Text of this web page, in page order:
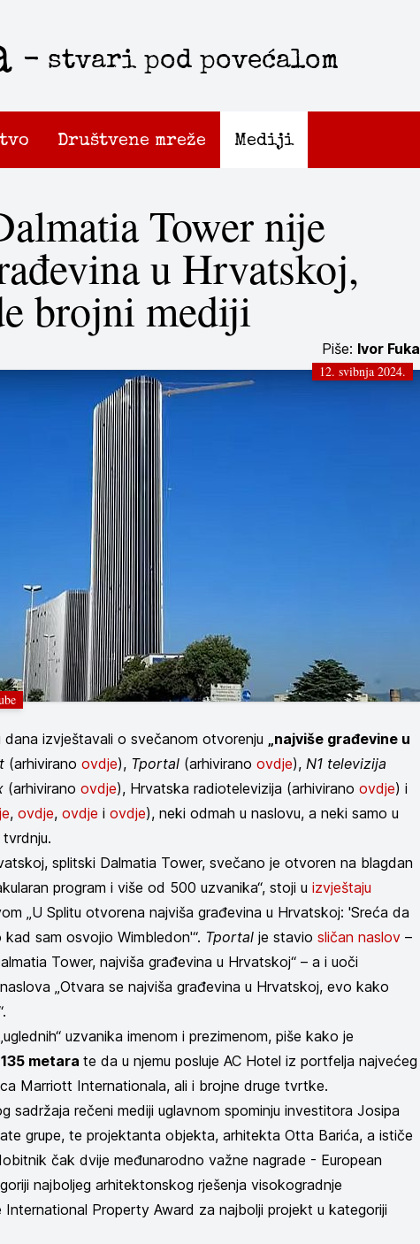
- stvari pod povećalom
Društvene mreže Mediji
Tower nije
u Hrvatskoj,
brojni mediji
Piše: Ivor Fuka
12. svibnja 2024.
dana izvještavali o svečanom otvorenju „najviše građevine u
(arhivirano ovdje), Tportal (arhivirano ovdje), N1 televizija
(arhivirano ovdje), Hrvatska radiotelevizija (arhivirano ovdje) i
, ovdje, ovdje i ovdje), neki odmah u naslovu, a neki samo u
splitski Dalmatia Tower, svečano je otvoren na blagdan
program i više od 500 uzvanika“, stoji u izvještaju
„U Splitu otvorena najviša građevina u Hrvatskoj: 'Sreća da
sam osvojio Wimbledon'“. Tportal je stavio sličan naslov –
Tower, najviša građevina u Hrvatskoj“ – a i uoči
naslova „Otvara se najviša građevina u Hrvatskoj, evo kako
uzvanika imenom i prezimenom, piše kako je
metara te da u njemu posluje AC Hotel iz portfelja najvećeg
Marriott Internationala, ali i brojne druge tvrtke.
sadržaja rečeni mediji uglavnom spominju investitora Josipa
grupe, te projektanta objekta, arhitekta Otta Barića, a ističe
čak dvije međunarodno važne nagrade - European
najboljeg arhitektonskog rješenja visokogradnje
International Property Award za najbolji projekt u kategoriji